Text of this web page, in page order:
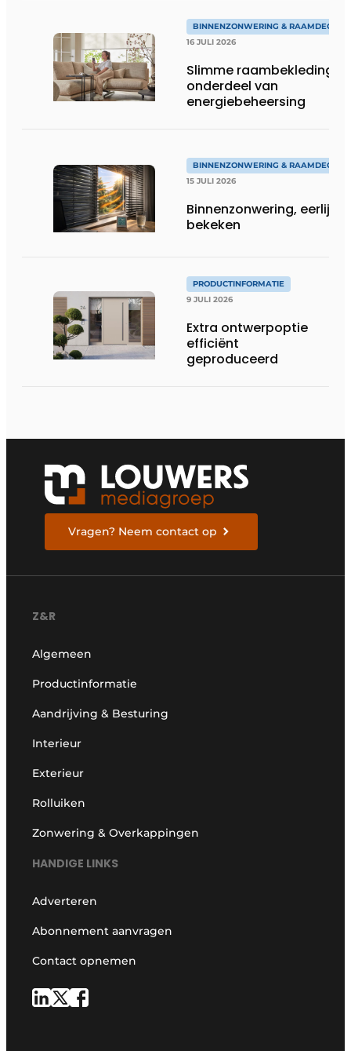
BINNENZONWERING &
16 JULI 2026
Slimme raambekleding
onderdeel van
energiebeheersing
BINNENZONWERING &
15 JULI 2026
Binnenzonwering, eerlijk
bekeken
PRODUCTINFORMATIE
9 JULI 2026
Extra ontwerpoptie
efficiënt
geproduceerd
Vragen? Neem contact op
Z&R
Algemeen
Productinformatie
Aandrijving & Besturing
Interieur
Exterieur
Rolluiken
Zonwering & Overkappingen
HANDIGE LINKS
Adverteren
Abonnement aanvragen
Contact opnemen